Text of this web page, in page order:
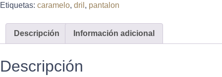
Etiquetas: caramelo, dril , pantalon
Descripción Información adicional
Descripción